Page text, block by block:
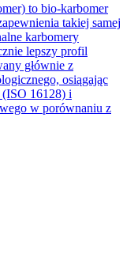
to bio-karbomer
takiej samej
karbomery
lepszy profil
głównie z
osiągając
16128) i
w porównaniu z